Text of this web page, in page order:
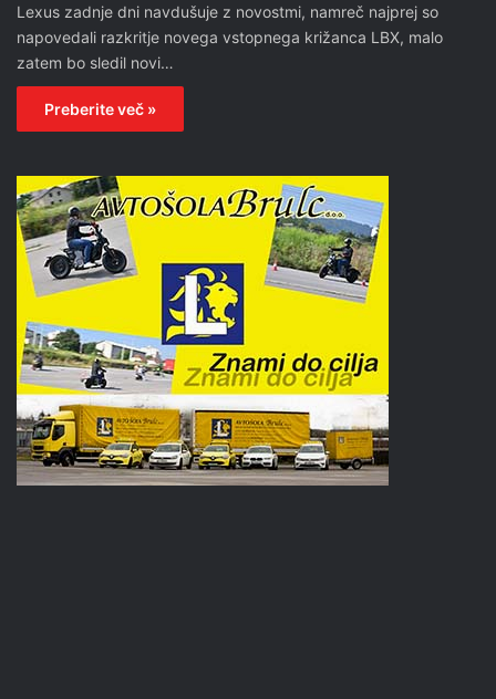
Lexus zadnje dni navdušuje z novostmi, namreč najprej so
napovedali razkritje novega vstopnega križanca LBX, malo
zatem bo sledil novi…
Preberite več »